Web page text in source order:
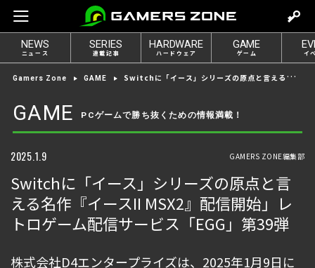
e
t
o
g
n
NEWS
ニュース
SERIES
連載記事
HARDWARE
ハードウェア
GAME
ゲーム イ
Gamers Zone GAME Switchに「イース」シリーズの原点と言える名作『イースII MSX2』配信開始」レトロゲーム配信サービス「EGG」第39弾
GAME PCゲームで勝ち抜くための情報満載！
2025.1.9 GAMERS ZONE編集部
Switchに「イース」シリーズの原点と言
える名作『イースII MSX2』配信開始」レ
トロゲーム配信サービス「EGG」第39弾
株式会社D4エンタープライズは、2025年1月9日に